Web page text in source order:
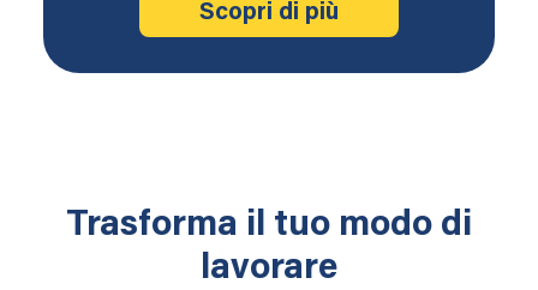
Scopri di più
Trasforma il tuo modo di
lavorare